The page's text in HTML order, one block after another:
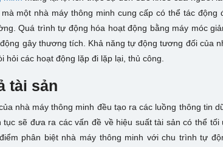
một nhà máy thông minh cung cấp có thể tác
Quá trình tự động hóa hoạt động bằng máy móc
gây thương tích. Khả năng tự động tương đối của
hỏi các hoạt động lặp đi lặp lại, thủ công.
tài sản
nhà máy thông minh đều tạo ra các luồng thông tin
tục sẽ đưa ra các vấn đề về hiệu suất tài sản có thể
phân biệt nhà máy thông minh với chu trình tự